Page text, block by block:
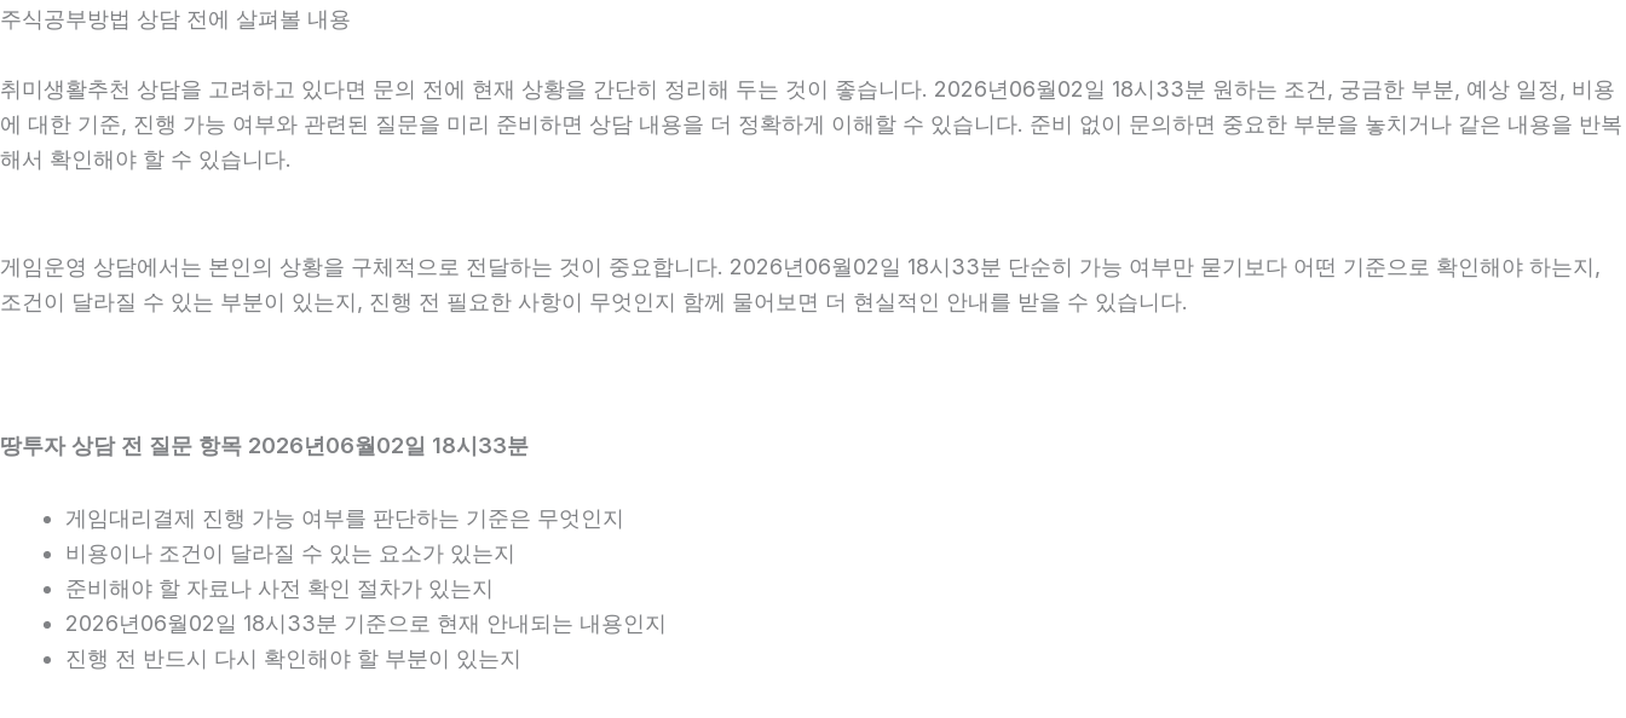
주식공부방법 상담 전에 살펴볼 내용
취미생활추천 상담을 고려하고 있다면 문의 전에 현재 상황을 간단히 정리해 두는 것이 좋습니다. 2026년06월02일 18시33분 원하는 조건, 궁금한 부분, 예상 일정, 비용
에 대한 기준, 진행 가능 여부와 관련된 질문을 미리 준비하면 상담 내용을 더 정확하게 이해할 수 있습니다. 준비 없이 문의하면 중요한 부분을 놓치거나 같은 내용을 반복
해서 확인해야 할 수 있습니다.
게임운영 상담에서는 본인의 상황을 구체적으로 전달하는 것이 중요합니다. 2026년06월02일 18시33분 단순히 가능 여부만 묻기보다 어떤 기준으로 확인해야 하는지,
조건이 달라질 수 있는 부분이 있는지, 진행 전 필요한 사항이 무엇인지 함께 물어보면 더 현실적인 안내를 받을 수 있습니다.
땅투자 상담 전 질문 항목 2026년06월02일 18시33분
게임대리결제 진행 가능 여부를 판단하는 기준은 무엇인지
비용이나 조건이 달라질 수 있는 요소가 있는지
준비해야 할 자료나 사전 확인 절차가 있는지
2026년06월02일 18시33분 기준으로 현재 안내되는 내용인지
진행 전 반드시 다시 확인해야 할 부분이 있는지